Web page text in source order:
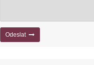
Odeslat